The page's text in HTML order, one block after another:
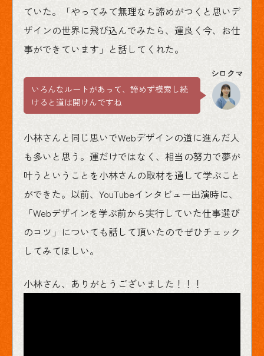
ていた。「やってみて無理なら諦めがつくと思いデ
ザインの世界に飛び込んでみたら、運良く今、お仕
事ができています」と話してくれた。
いろんなルートがあって、諦めず模索し続
けると道は開けんですね
小林さんと同じ思いでWebデザインの道に進んだ人
も多いと思う。運だけではなく、相当の努力で夢が
叶うということを小林さんの取材を通して学ぶこと
ができた。以前、YouTubeインタビュー出演時に、
「Webデザインを学ぶ前から実行していた仕事選び
のコツ」についても話して頂いたのでぜひチェック
してみてほしい。
小林さん、ありがとうございました！！！